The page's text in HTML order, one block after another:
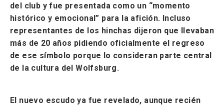
del club y fue presentada como un “momento
histórico y emocional” para la afición. Incluso
representantes de los hinchas dijeron que llevaban
más de 20 años pidiendo oficialmente el regreso
de ese símbolo porque lo consideran parte central
de la cultura del Wolfsburg.
El nuevo escudo ya fue revelado, aunque recién